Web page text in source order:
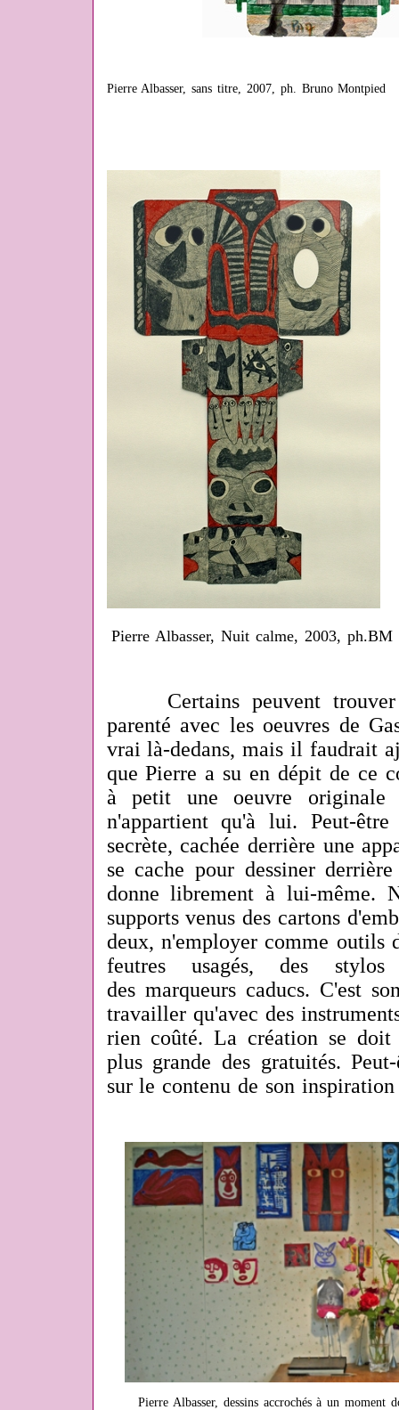
Pierre Albasser, sans titre, 2007, ph. Bruno Montpied
Pierre Albasser, Nuit calme, 2003, ph.BM
Certains peuvent trouver
parenté avec les oeuvres de
vrai là-dedans, mais il faudrait
que Pierre a su en dépit de ce
à petit une oeuvre
n'appartient qu'à lui. Peut-
secrète, cachée derrière une
se cache pour dessiner
donne librement à lui-même.
supports venus des cartons
deux, n'employer comme outils
feutres usagés, des
des marqueurs caducs. C'est
travailler qu'avec des
rien coûté. La création se
plus grande des gratuités.
sur le contenu de son
Pierre Albasser, dessins accrochés à un moment